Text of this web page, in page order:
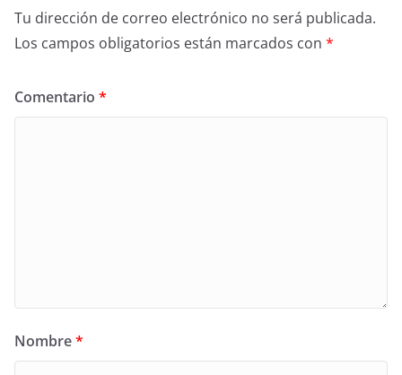
Tu dirección de correo electrónico no será publicada.
Los campos obligatorios están marcados con *
Comentario *
Nombre*